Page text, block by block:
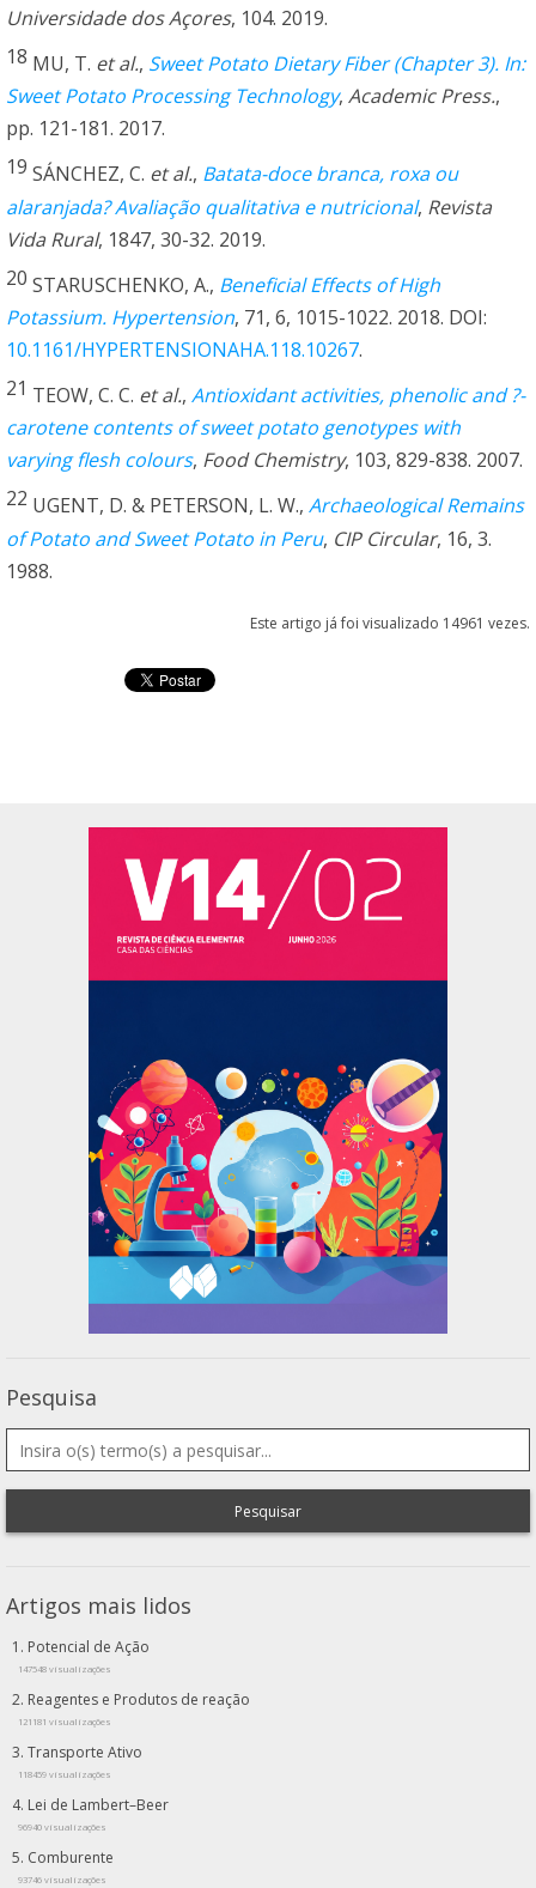
Universidade dos Açores, 104. 2019.
18 MU, T. et al., Sweet Potato Dietary Fiber (Chapter 3). In:
Sweet Potato Processing Technology, Academic Press.,
pp. 121-181. 2017.
19 SÁNCHEZ, C. et al., Batata-doce branca, roxa ou
alaranjada? Avaliação qualitativa e nutricional, Revista
Vida Rural, 1847, 30-32. 2019.
20 STARUSCHENKO, A., Beneficial Effects of High
Potassium. Hypertension, 71, 6, 1015-1022. 2018. DOI:
10.1161/HYPERTENSIONAHA.118.10267.
21 TEOW, C. C. et al., Antioxidant activities, phenolic and ?-
carotene contents of sweet potato genotypes with
varying flesh colours, Food Chemistry, 103, 829-838. 2007.
22 UGENT, D. & PETERSON, L. W., Archaeological Remains
of Potato and Sweet Potato in Peru, CIP Circular, 16, 3.
1988.
Este artigo já foi visualizado 14961 vezes.
Pesquisa
Pesquisar
Artigos mais lidos
Potencial de Ação
147548 visualizações
Reagentes e Produtos de reação
121181 visualizações
Transporte Ativo
118459 visualizações
Lei de Lambert–Beer
96940 visualizações
Comburente
93746 visualizações